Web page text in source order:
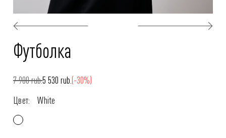
Футболка
7 900 rub.5 530 rub.(-30%)
Цвет:
White